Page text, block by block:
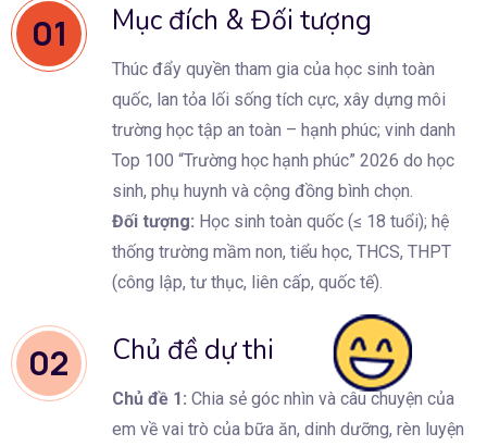
01 Mục đích & Đối tượng
Thúc đẩy quyền tham gia của học sinh toàn
quốc, lan tỏa lối sống tích cực, xây dựng môi
trường học tập an toàn – hạnh phúc; vinh danh
Top 100 “Trường học hạnh phúc” 2026 do học
sinh, phụ huynh và cộng đồng bình chọn.
Đối tượng: Học sinh toàn quốc (≤ 18 tuổi); hệ
thống trường mầm non, tiểu học, THCS, THPT
(công lập, tư thục, liên cấp, quốc tế).
02 Chủ đề dự thi
Chủ đề 1: Chia sẻ góc nhìn và câu chuyện của
em về vai trò của bữa ăn, dinh dưỡng, rèn luyện